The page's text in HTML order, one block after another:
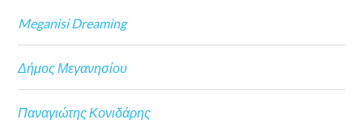
Meganisi Dreaming
Δήμος Μεγανησίου
Παναγιώτης Κονιδάρης